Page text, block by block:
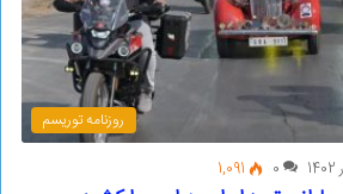
روزنامه توریسم
0
1,091